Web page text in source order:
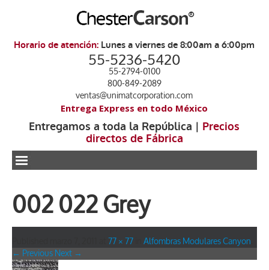
Horario de atención: Lunes a viernes de 8:00am a 6:00pm
55-5236-5420
55-2794-0100
800-849-2089
ventas@unimatcorporation.com
Entrega Express en todo México
Entregamos a toda la República | Precios
directos de Fábrica
.
002 022 Grey
77 × 77 Alfombras Modulares Canyon
← Previous Next →